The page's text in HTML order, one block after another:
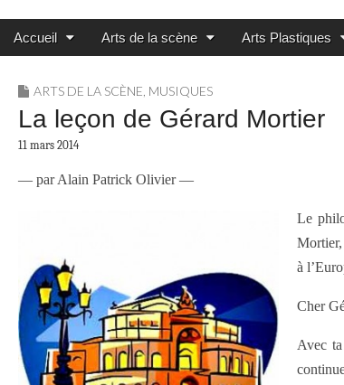
MADININ'ART
Main menu
Skip to content
Accueil Arts de la scène Arts Plastiques
ARTS DE LA SCÈNE MUSIQUES
La leçon de Gérard Mortier
11 mars 2014
— par Alain Patrick Olivier —
Le
Mortier,
à
Cher
Avec